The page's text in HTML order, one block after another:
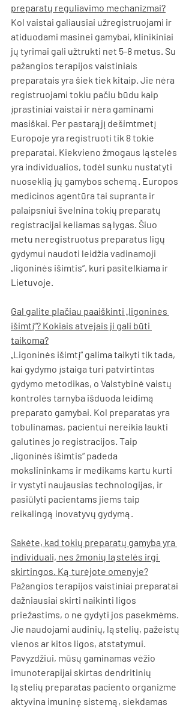
preparatų reguliavimo mechanizmai?
Kol vaistai galiausiai užregistruojami ir
atiduodami masinei gamybai, klinikiniai
jų tyrimai gali užtrukti net 5-8 metus. Su
pažangios terapijos vaistiniais
preparatais yra šiek tiek kitaip. Jie nėra
registruojami tokiu pačiu būdu kaip
įprastiniai vaistai ir nėra gaminami
masiškai. Per pastarąjį dešimtmetį
Europoje yra registruoti tik 8 tokie
preparatai. Kiekvieno žmogaus ląstelės
yra individualios, todėl sunku nustatyti
nuoseklią jų gamybos schemą. Europos
medicinos agentūra tai supranta ir
palaipsniui švelnina tokių preparatų
registracijai keliamas sąlygas. Šiuo
metu neregistruotus preparatus ligų
gydymui naudoti leidžia vadinamoji
„ligoninės išimtis“, kuri pasitelkiama ir
Lietuvoje.
Gal galite plačiau paaiškinti „ligoninės
išimtį“? Kokiais atvejais ji gali būti
taikoma?
„Ligoninės išimtį“ galima taikyti tik tada,
kai gydymo įstaiga turi patvirtintas
gydymo metodikas, o Valstybinė vaistų
kontrolės tarnyba išduoda leidimą
preparato gamybai. Kol preparatas yra
tobulinamas, pacientui nereikia laukti
galutinės jo registracijos. Taip
„ligoninės išimtis“ padeda
mokslininkams ir medikams kartu kurti
ir vystyti naujausias technologijas, ir
pasiūlyti pacientams jiems taip
reikalingą inovatyvų gydymą.
Sakėte, kad tokių preparatų gamyba yra
individuali, nes žmonių ląstelės irgi
skirtingos. Ką turėjote omenyje?
Pažangios terapijos vaistiniai preparatai
dažniausiai skirti naikinti ligos
priežastims, o ne gydyti jos pasekmėms.
Jie naudojami audinių, ląstelių, pažeistų
vienos ar kitos ligos, atstatymui.
Pavyzdžiui, mūsų gaminamas vėžio
imunoterapijai skirtas dendritinių
ląstelių preparatas paciento organizme
aktyvina imuninę sistemą, siekdamas